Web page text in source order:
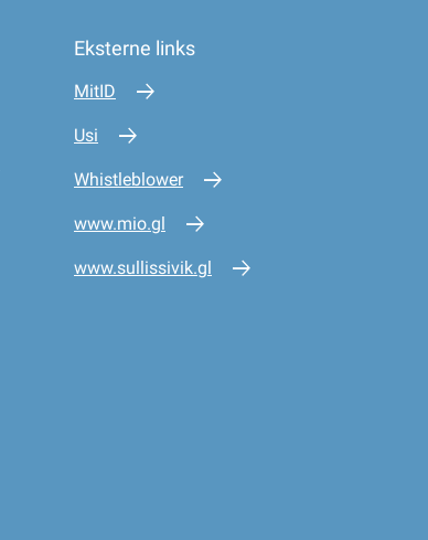
Eksterne links
MitID
Usi
Whistleblower
www.mio.gl
www.sullissivik.gl